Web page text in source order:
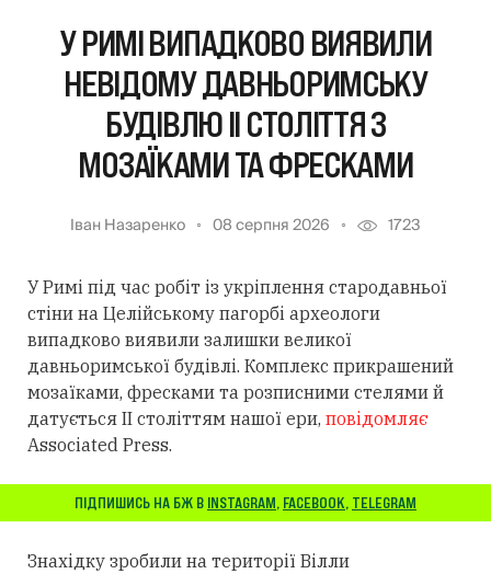
У РИМІ ВИПАДКОВО ВИЯВИЛИ
НЕВІДОМУ ДАВНЬОРИМСЬКУ
БУДІВЛЮ II СТОЛІТТЯ З
МОЗАЇКАМИ ТА ФРЕСКАМИ
Іван Назаренко 08 серпня 2026 1723
У Римі під час робіт із укріплення стародавньої
стіни на Целійському пагорбі археологи
випадково виявили залишки великої
давньоримської будівлі. Комплекс прикрашений
мозаїками, фресками та розписними стелями й
датується II століттям нашої ери, повідомляє
Associated Press.
ПІДПИШИСЬ НА БЖ В INSTAGRAM, FACEBOOK, TELEGRAM
Знахідку зробили на території Вілли